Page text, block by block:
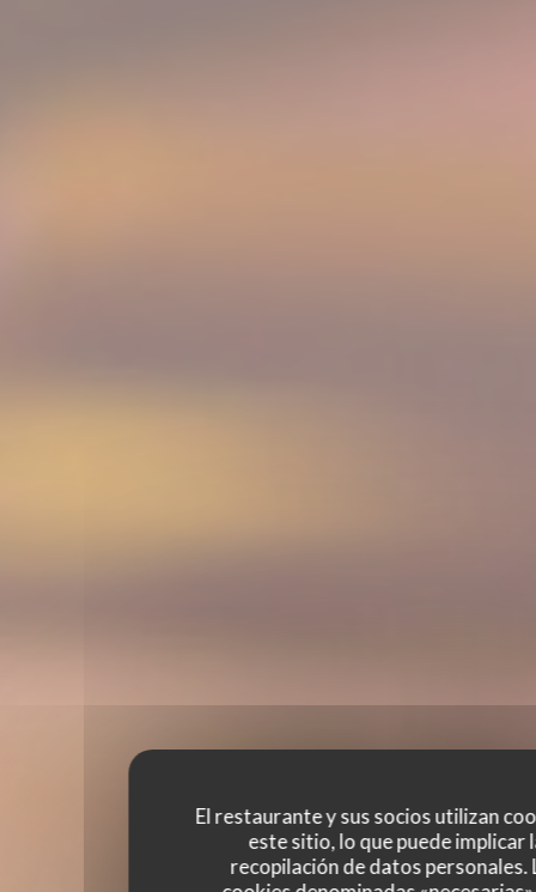
El restaurante y sus socios utilizan
este sitio, lo que puede implicar
recopilación de datos personales.